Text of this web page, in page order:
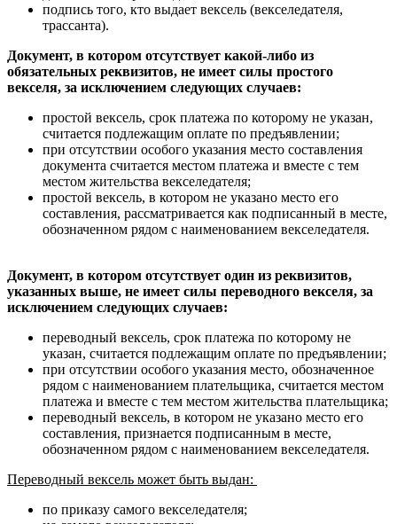
подпись того, кто выдает вексель (векселедателя,
трассанта).
Документ, в котором отсутствует какой-либо из
обязательных реквизитов, не имеет силы простого
векселя, за исключением следующих случаев:
простой вексель, срок платежа по которому не указан,
считается подлежащим оплате по предъявлении;
при отсутствии особого указания место составления
документа считается местом платежа и вместе с тем
местом жительства векселедателя;
простой вексель, в котором не указано место его
составления, рассматривается как подписанный в месте,
обозначенном рядом с наименованием векселедателя.
Документ, в котором отсутствует один из реквизитов,
указанных выше, не имеет силы переводного векселя, за
исключением следующих случаев:
переводный вексель, срок платежа по которому не
указан, считается подлежащим оплате по предъявлении;
при отсутствии особого указания место, обозначенное
рядом с наименованием плательщика, считается местом
платежа и вместе с тем местом жительства плательщика;
переводный вексель, в котором не указано место его
составления, признается подписанным в месте,
обозначенном рядом с наименованием векселедателя.
Переводный вексель может быть выдан:
по приказу самого векселедателя;